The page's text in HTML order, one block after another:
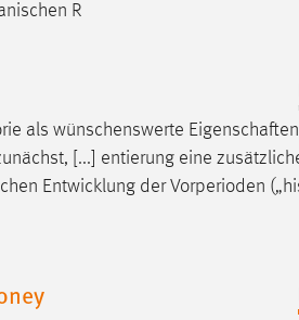
R
als wünschenswerte Eigenschaften
[...] entierung eine
Entwicklung der Vorperioden